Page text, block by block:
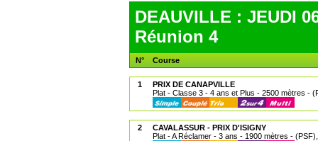
DEAUVILLE : JEUDI
Réunion 4
N° Course
1
PRIX DE CANAPVILLE
Plat - Classe 3 - 4 ans et Plus - 2500 mètres -
2
CAVALASSUR - PRIX D'ISIGNY
Plat - A Réclamer - 3 ans - 1900 mètres -